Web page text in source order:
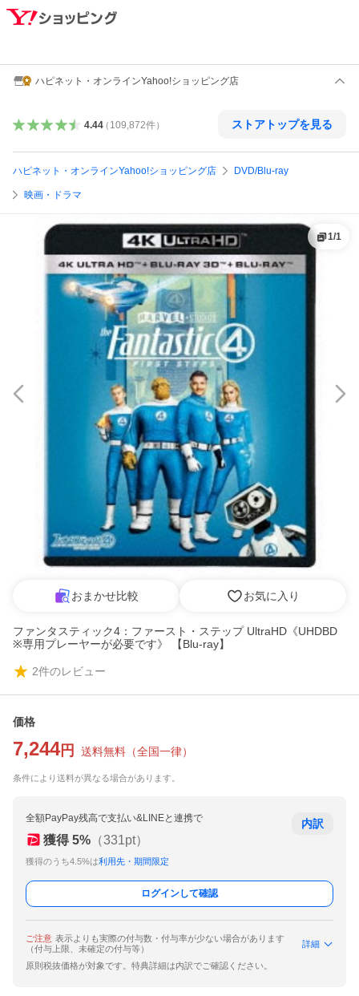
ハピネット・オンラインYahoo!ショッピング店
4.44（ 109,872件） ストアトップを見る
ハピネット・オンラインYahoo!ショッピング店 DVD/Blu-ray
映画・ドラマ
1/1
おまかせ比較 お気に入り
ファンタスティック4：ファースト・ステップ UltraHD《UHDBD
※専用プレーヤーが必要です》 【Blu-ray】
2件のレビュー
価格
7,244円 送料無料 （全国一律）
条件により送料が異なる場合があります。
全額PayPay残高で支払い&LINEと連携で
獲得 5% （331pt）
獲得のうち4.5%は利用先・期間限定
内訳
ログインして確認
ご注意 表示よりも実際の付与数・付与率が少ない場合があります
（付与上限、未確定の付与等）
詳細
原則税抜価格が対象です。特典詳細は内訳でご確認ください。